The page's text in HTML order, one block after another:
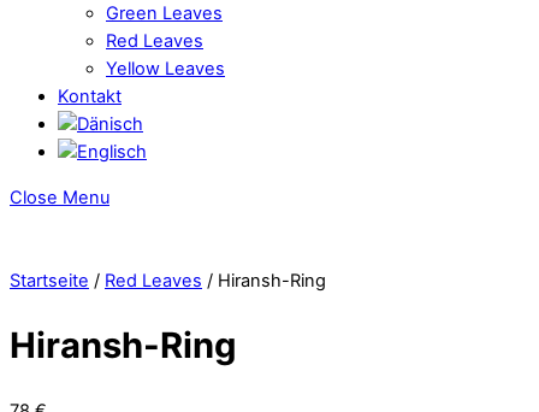
Green Leaves
Red Leaves
Yellow Leaves
Kontakt
Close Menu
Startseite / Red Leaves / Hiransh-Ring
Hiransh-Ring